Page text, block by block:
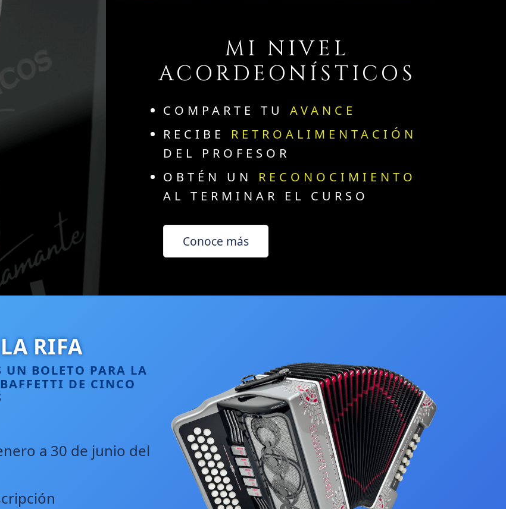
MI NIVEL
ACORDEONÍSTICOS
COMPARTE TU AVANCE
RECIBE RETROALIMENTACIÓN
DEL PROFESOR
OBTÉN UN RECONOCIMIENTO
AL TERMINAR EL CURSO
Conoce más
RIFA
UN BOLETO PARA LA
DE CINCO
a 30 de junio del